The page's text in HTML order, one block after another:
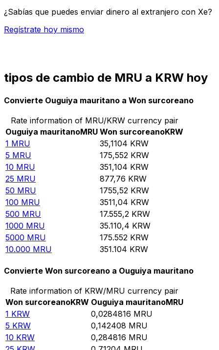
¿Sabías que puedes enviar dinero al extranjero con Xe?
Regístrate hoy mismo
tipos de cambio de MRU a KRW hoy
Convierte Ouguiya mauritano a Won surcoreano
Rate information of MRU/KRW currency pair
Ouguiya mauritanoMRU Won surcoreanoKRW
1 MRU 35,1104 KRW
5 MRU 175,552 KRW
10 MRU 351,104 KRW
25 MRU 877,76 KRW
50 MRU 1755,52 KRW
100 MRU 3511,04 KRW
500 MRU 17.555,2 KRW
1000 MRU 35.110,4 KRW
5000 MRU 175.552 KRW
10.000 MRU 351.104 KRW
Convierte Won surcoreano a Ouguiya mauritano
Rate information of KRW/MRU currency pair
Won surcoreanoKRW Ouguiya mauritanoMRU
1 KRW 0,0284816 MRU
5 KRW 0,142408 MRU
10 KRW 0,284816 MRU